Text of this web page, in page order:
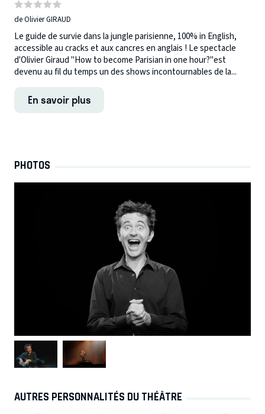
de Olivier GIRAUD
Le guide de survie dans la jungle parisienne, 100% in English,
accessible au cracks et aux cancres en anglais ! Le spectacle
d'Olivier Giraud "How to become Parisian in one hour?"est
devenu au fil du temps un des shows incontournables de la...
En savoir plus
PHOTOS
AUTRES PERSONNALITÉS DU THÉÂTRE